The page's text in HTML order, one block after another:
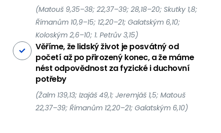
(Matouš 9,35–38; 22,37–39; 28,18–20; Skutky 1,8;
Římanům 10,9–15; 12,20–21; Galatským 6,10;
Koloským 2,6–10; 1. Petrův 3,15)
Věříme, že lidský život je posvátný od
početí až po přirozený konec, a že máme
nést odpovědnost za fyzické i duchovní
potřeby
(Žalm 139,13; Izajáš 49,1; Jeremjáš 1,5; Matouš
22,37–39; Římanům 12,20–21; Galatským 6,10)